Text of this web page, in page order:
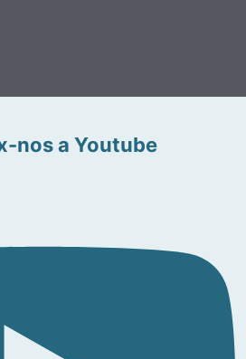
nos a Youtube